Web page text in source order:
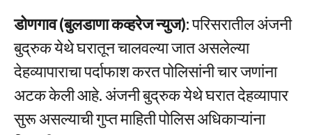
डोणगाव (बुलडाणा कव्हरेज न्युज):परिसरातील अंजनी
बुद्रुक येथे घरातून चालवल्या जात असलेल्या
देहव्यापाराचा पर्दाफाश करत पोलिसांनी चार जणांना
अटक केली आहे. अंजनी बुद्रुक येथे घरात देहव्यापार
सुरू असल्याची गुप्त माहिती पोलिस अधिकाऱ्यांना